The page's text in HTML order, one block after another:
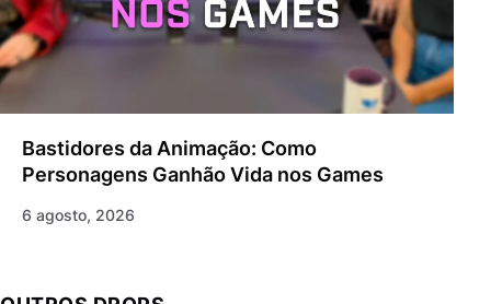
Bastidores da Animação: Como
Personagens Ganhão Vida nos Games
6 agosto, 2026